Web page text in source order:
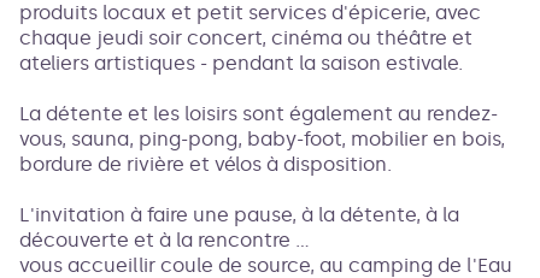
produits locaux et petit services d'épicerie, avec
chaque jeudi soir concert, cinéma ou théâtre et
ateliers artistiques - pendant la saison estivale.
La détente et les loisirs sont également au rendez-
vous, sauna, ping-pong, baby-foot, mobilier en bois,
bordure de rivière et vélos à disposition.
L'invitation à faire une pause, à la détente, à la
découverte et à la rencontre ...
vous accueillir coule de source, au camping de l'Eau